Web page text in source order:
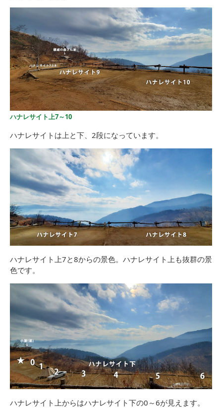
ハナレサイト上7～10
ハナレサイトは上と下、2段になっています。
ハナレサイト上7と8からの景色。ハナレサイト上も抜群の景
色です。
ハナレサイト上からはハナレサイト下の0～6が見えます。